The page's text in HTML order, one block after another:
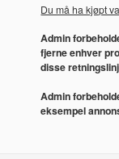
Du må ha kjøpt
Admin
fjerne enhver
disse
Admin
eksempel